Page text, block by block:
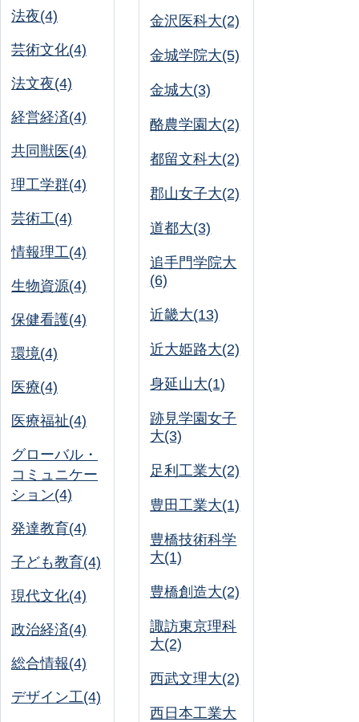
法夜(4)
芸術文化(4)
法文夜(4)
経営経済(4)
共同獣医(4)
理工学群(4)
芸術工(4)
情報理工(4)
生物資源(4)
保健看護(4)
環境(4)
医療(4)
医療福祉(4)
グローバル・
コミュニケー
ション(4)
発達教育(4)
子ども教育(4)
現代文化(4)
政治経済(4)
総合情報(4)
デザイン工(4)
金沢医科大(2)
金城学院大(5)
金城大(3)
酪農学園大(2)
都留文科大(2)
郡山女子大(2)
道都大(3)
追手門学院大
(6)
近畿大(13)
近大姫路大(2)
身延山大(1)
跡見学園女子
大(3)
足利工業大(2)
豊田工業大(1)
豊橋技術科学
大(1)
豊橋創造大(2)
諏訪東京理科
大(2)
西武文理大(2)
西日本工業大